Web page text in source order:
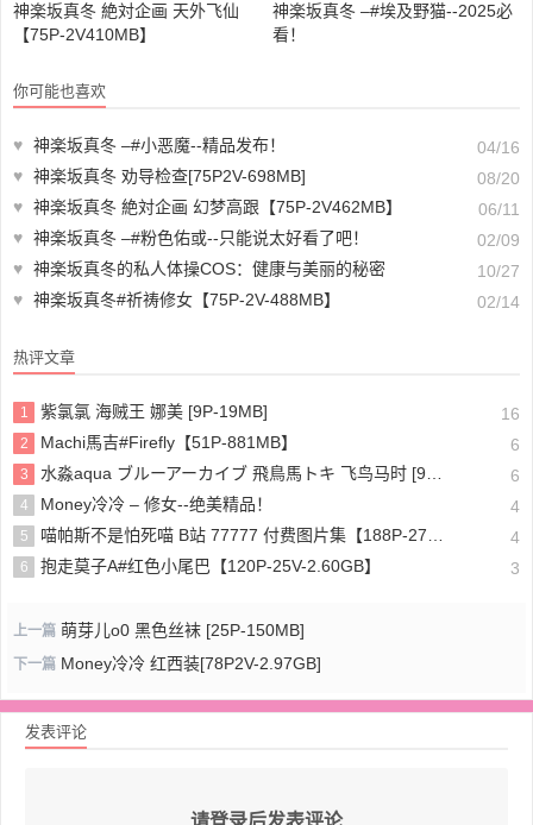
神楽坂真冬 絶対企画 天外飞仙
【75P-2V410MB】
神楽坂真冬 –#埃及野猫--2025必
看！
你可能也喜欢
♥ 神楽坂真冬 –#小恶魔--精品发布！
04/16
♥ 神楽坂真冬 劝导检查[75P2V-698MB]
08/20
♥ 神楽坂真冬 絶対企画 幻梦高跟【75P-2V462MB】
06/11
♥ 神楽坂真冬 –#粉色佑或--只能说太好看了吧！
02/09
♥ 神楽坂真冬的私人体操COS：健康与美丽的秘密
10/27
♥ 神楽坂真冬#祈祷修女【75P-2V-488MB】 02/14
热评文章
1 紫氯氯 海贼王 娜美 [9P-19MB] 16
2 Machi馬吉#Firefly【51P-881MB】 6
3 水淼aqua ブルーアーカイブ 飛鳥馬トキ 飞鸟马时 [91P-96MB] 6
4 Money冷冷 – 修女--绝美精品！ 4
5 喵帕斯不是怕死喵 B站 77777 付费图片集【188P-275MB】 4
6 抱走莫子A#红色小尾巴【120P-25V-2.60GB】 3
上一篇 萌芽儿o0 黑色丝袜 [25P-150MB]
下一篇 Money冷冷 红西装[78P2V-2.97GB]
发表评论
请登录后发表评论